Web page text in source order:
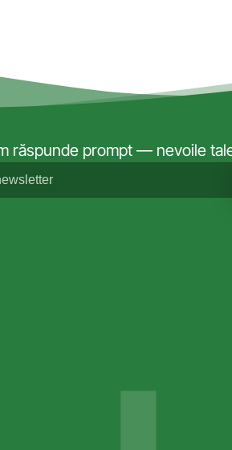
răspunde prompt — nevoile